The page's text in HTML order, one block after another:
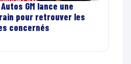
GM lance une
pour retrouver les
concernés